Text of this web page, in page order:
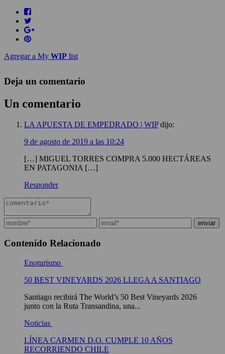
Agregar a My WIP list
Deja un comentario
Un comentario
LA APUESTA DE EMPEDRADO | WIP dijo:
9 de agosto de 2019 a las 10:24
[…] MIGUEL TORRES COMPRA 5.000 HECTÁREAS
EN PATAGONIA […]
Responder
Contenido Relacionado
Enoturismo
50 BEST VINEYARDS 2026 LLEGA A SANTIAGO
Santiago recibirá The World’s 50 Best Vineyards 2026
junto con la Ruta Transandina, una...
Noticias
LÍNEA CARMEN D.O. CUMPLE 10 AÑOS
RECORRIENDO CHILE